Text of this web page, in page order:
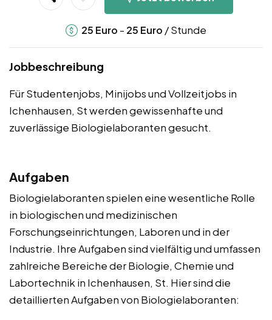
25 Euro - 25 Euro / Stunde
Jobbeschreibung
Für Studentenjobs, Minijobs und Vollzeitjobs in
Ichenhausen, St werden gewissenhafte und
zuverlässige Biologielaboranten gesucht.
Aufgaben
Biologielaboranten spielen eine wesentliche Rolle
in biologischen und medizinischen
Forschungseinrichtungen, Laboren und in der
Industrie. Ihre Aufgaben sind vielfältig und umfassen
zahlreiche Bereiche der Biologie, Chemie und
Labortechnik in Ichenhausen, St. Hier sind die
detaillierten Aufgaben von Biologielaboranten: